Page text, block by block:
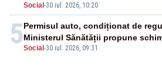
Social-30 iul. 2026, 10:20
5Social-30 iul. 2026, 09:31
Permisul auto, condiționat de
Ministerul Sănătății propune